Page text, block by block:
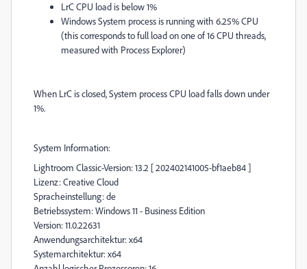
LrC CPU load is below 1%
Windows System process is running with 6.25% CPU
(this corresponds to full load on one of 16 CPU threads,
measured with Process Explorer)
When LrC is closed, System process CPU load falls down under
1%.
System Information:
Lightroom Classic-Version: 13.2 [ 202402141005-bf1aeb84 ]
Lizenz: Creative Cloud
Spracheinstellung: de
Betriebssystem: Windows 11 - Business Edition
Version: 11.0.22631
Anwendungsarchitektur: x64
Systemarchitektur: x64